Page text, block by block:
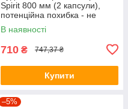
Spirit 800 мм (2 капсули),
потенційна похибка - не
більше 0.5 мм/м
В наявності
710 ₴ 747,37 ₴
Купити
–5%